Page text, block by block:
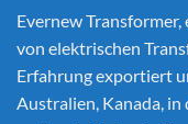
Evernew
von elektrischen
Erfahrung exportiert
Australien, Kanada,